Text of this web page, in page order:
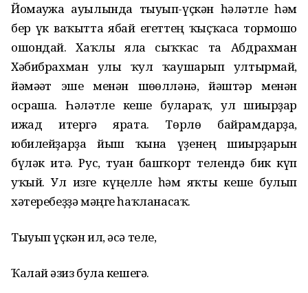
Йомағужа ауылында тыуып-үҫкән һәләтле һәм
бер үк ваҡытта ябай егеттең ҡыҫҡаса тормошо
ошондай. Хаҡлы ялға сыҡҡас та Абдрахман
Хәбибрахман улы ҡул ҡаушарып ултырмай,
йәмәғәт эше менән шөғөлләнә, йәштәр менән
осраша. Һәләтле кеше булараҡ, ул шиғырҙар
ижад итергә ярата. Төрлө байрамдарҙа,
юбилейҙарҙа йыш ҡына үҙенең шиғырҙарын
бүләк итә. Рус, туған башҡорт телендә бик күп
уҡый. Ул изге күңелле һәм яҡты кеше булып
хәтеребеҙҙә мәңге һаҡланасаҡ.
Тыуып үҫкән ил, әсә теле,
Ҡалай ғәзиз була кешегә.